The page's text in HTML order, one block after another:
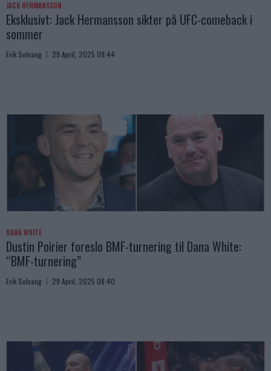
JACK HERMANSSON
Eksklusivt: Jack Hermansson sikter på UFC-comeback i
sommer
Erik Solvang 29 April, 2025 09:44
DANA WHITE
Dustin Poirier foreslo BMF-turnering til Dana White:
“BMF-turnering”
Erik Solvang 29 April, 2025 08:40